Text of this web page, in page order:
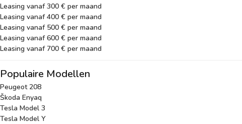
Leasing vanaf 300 € per maand
Leasing vanaf 400 € per maand
Leasing vanaf 500 € per maand
Leasing vanaf 600 € per maand
Leasing vanaf 700 € per maand
Populaire Modellen
Peugeot 208
Škoda Enyaq
Tesla Model 3
Tesla Model Y